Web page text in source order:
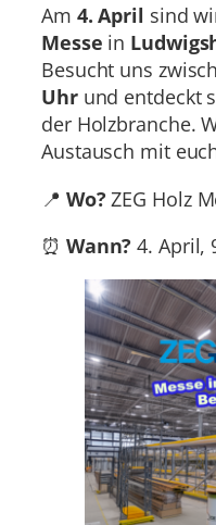
Am 4. April sind
Messe in
Besucht uns
Uhrund entdeckt
der Holzbranche.
Austausch mit
📍 Wo? ZEG Holz
⏰ Wann? 4. April,